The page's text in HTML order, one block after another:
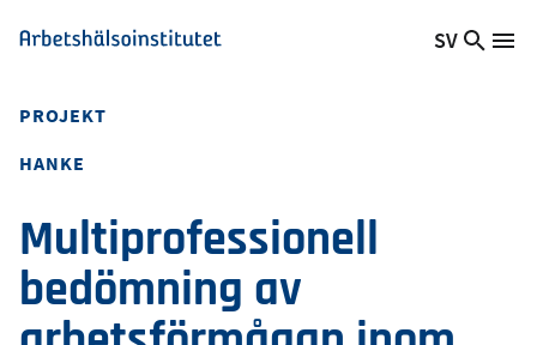
Hoppa
till
Arbetshälsoinstitutet
Växla
SV
Sök
PROJEKT
HANKE
Multiprofessionell
bedömning av